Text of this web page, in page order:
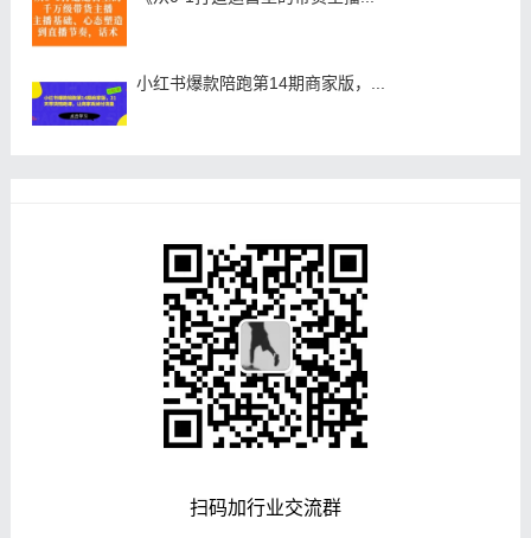
小红书爆款陪跑第14期商家版，...
扫码加行业交流群